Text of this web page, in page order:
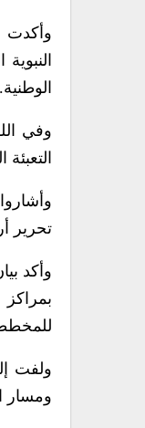
وأكدت
الوطنية.
وفي
تحرير
وأكد
ولفت
ومسار